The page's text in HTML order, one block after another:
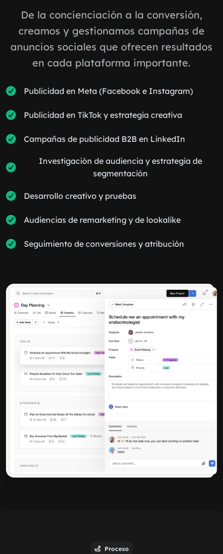
De la concienciación a la conversión,
creamos y gestionamos campañas de
anuncios sociales que ofrecen resultados
en cada plataforma importante.
Publicidad en Meta (Facebook e Instagram)
Publicidad en TikTok y estrategia creativa
Campañas de publicidad B2B en LinkedIn
Investigación de audiencia y estrategia de
segmentación
Desarrollo creativo y pruebas
Audiencias de remarketing y de lookalike
Seguimiento de conversiones y atribución
Proceso